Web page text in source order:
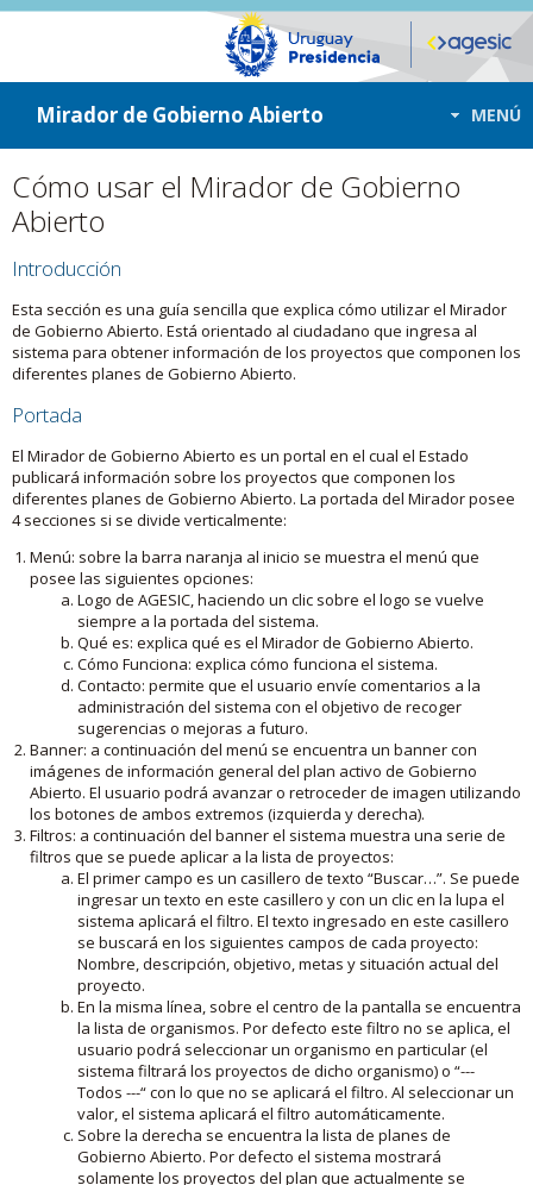
ir a contenido
ir al menú
Mirador de Gobierno Abierto MENÚ
Cómo usar el Mirador de Gobierno
Abierto
Introducción
Esta sección es una guía sencilla que explica cómo utilizar el Mirador
de Gobierno Abierto. Está orientado al ciudadano que ingresa al
sistema para obtener información de los proyectos que componen los
diferentes planes de Gobierno Abierto.
Portada
El Mirador de Gobierno Abierto es un portal en el cual el Estado
publicará información sobre los proyectos que componen los
diferentes planes de Gobierno Abierto. La portada del Mirador posee
4 secciones si se divide verticalmente:
Menú: sobre la barra naranja al inicio se muestra el menú que
posee las siguientes opciones:
Logo de AGESIC, haciendo un clic sobre el logo se vuelve
siempre a la portada del sistema.
Qué es: explica qué es el Mirador de Gobierno Abierto.
Cómo Funciona: explica cómo funciona el sistema.
Contacto: permite que el usuario envíe comentarios a la
administración del sistema con el objetivo de recoger
sugerencias o mejoras a futuro.
Banner: a continuación del menú se encuentra un banner con
imágenes de información general del plan activo de Gobierno
Abierto. El usuario podrá avanzar o retroceder de imagen utilizando
los botones de ambos extremos (izquierda y derecha).
Filtros: a continuación del banner el sistema muestra una serie de
filtros que se puede aplicar a la lista de proyectos:
El primer campo es un casillero de texto “Buscar…”. Se puede
ingresar un texto en este casillero y con un clic en la lupa el
sistema aplicará el filtro. El texto ingresado en este casillero
se buscará en los siguientes campos de cada proyecto:
Nombre, descripción, objetivo, metas y situación actual del
proyecto.
En la misma línea, sobre el centro de la pantalla se encuentra
la lista de organismos. Por defecto este filtro no se aplica, el
usuario podrá seleccionar un organismo en particular (el
sistema filtrará los proyectos de dicho organismo) o “---
Todos ---“ con lo que no se aplicará el filtro. Al seleccionar un
valor, el sistema aplicará el filtro automáticamente.
Sobre la derecha se encuentra la lista de planes de
Gobierno Abierto. Por defecto el sistema mostrará
solamente los proyectos del plan que actualmente se